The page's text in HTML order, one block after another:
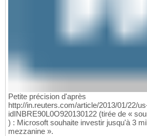
Petite précision d'après
http://in.reuters.com/article/2013/01/22/
idINBRE90L0O920130122 (tirée de «
) : Microsoft souhaite investir jusqu'à 3
mezzanine ».